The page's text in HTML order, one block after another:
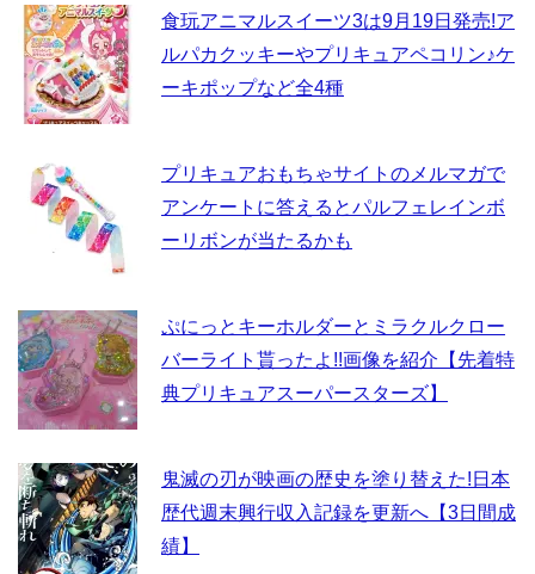
食玩アニマルスイーツ3は9月19日発売!ア
ルパカクッキーやプリキュアペコリン♪ケ
ーキポップなど全4種
プリキュアおもちゃサイトのメルマガで
アンケートに答えるとパルフェレインボ
ーリボンが当たるかも
ぷにっとキーホルダーとミラクルクロー
バーライト貰ったよ!!画像を紹介【先着特
典プリキュアスーパースターズ】
鬼滅の刃が映画の歴史を塗り替えた!日本
歴代週末興行収入記録を更新へ【3日間成
績】